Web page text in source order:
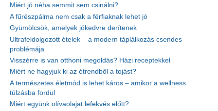
Miért jó néha semmit sem csinálni?
A fűrészpálma nem csak a férfiaknak lehet jó
Gyümölcsök, amelyek jókedvre derítenek
Ultrafeldolgozott ételek – a modern táplálkozás csendes
problémája
Visszérre is van otthoni megoldás? Házi receptekkel
Miért ne hagyjuk ki az étrendből a tojást?
A természetes életmód is lehet káros – amikor a wellness
túlzásba fordul
Miért együnk olívaolajat lefekvés előtt?